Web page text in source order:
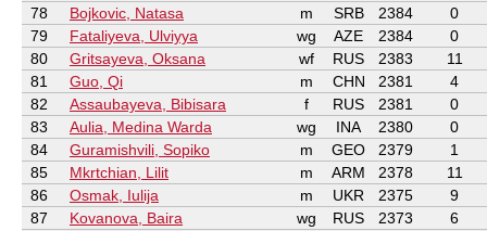
78
Bojkovic, Natasa m SRB 2384
0
79
Fataliyeva, Ulviyya wg AZE 2384
0
80
Gritsayeva, Oksana wf RUS 2383
11
81
Guo, Qi m CHN 2381
4
82
Assaubayeva, Bibisara f RUS 2381
0
83
Aulia, Medina Warda wg INA 2380
0
84
Guramishvili, Sopiko m GEO 2379
1
85
Mkrtchian, Lilit m ARM 2378
11
86
Osmak, Iulija m UKR 2375
9
87
Kovanova, Baira wg RUS 2373
6